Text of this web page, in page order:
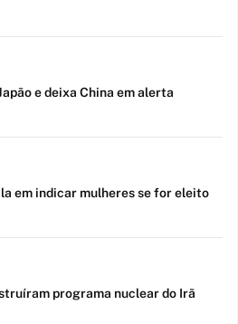
e deixa China em alerta
em indicar mulheres se for eleito
programa nuclear do Irã